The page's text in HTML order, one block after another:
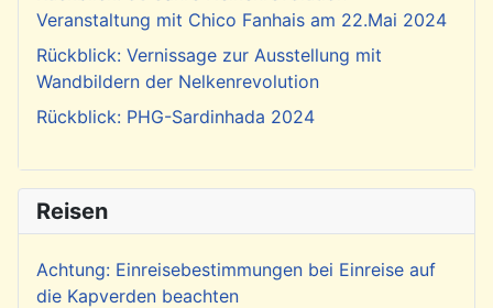
Veranstaltung mit Chico Fanhais am 22.Mai 2024
Rückblick: Vernissage zur Ausstellung mit
Wandbildern der Nelkenrevolution
Rückblick: PHG-Sardinhada 2024
Reisen
Achtung: Einreisebestimmungen bei Einreise auf
die Kapverden beachten